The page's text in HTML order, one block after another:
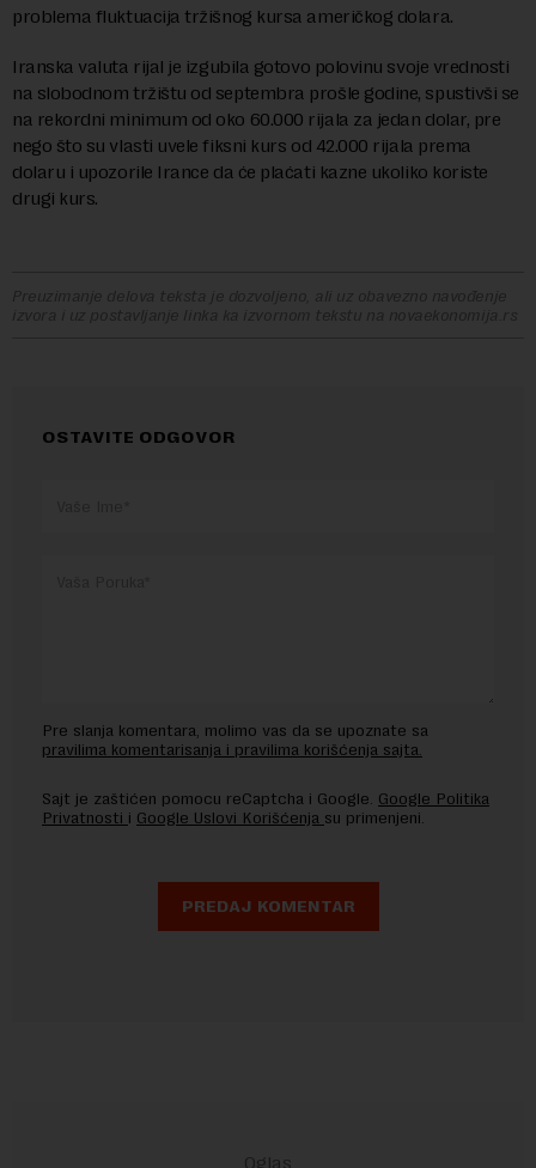
problema fluktuacija tržišnog kursa američkog dolara.
Iranska valuta rijal je izgubila gotovo polovinu svoje vrednosti
na slobodnom tržištu od septembra prošle godine, spustivši se
na rekordni minimum od oko 60.000 rijala za jedan dolar, pre
nego što su vlasti uvele fiksni kurs od 42.000 rijala prema
dolaru i upozorile Irance da će plaćati kazne ukoliko koriste
drugi kurs.
Preuzimanje delova teksta je dozvoljeno, ali uz obavezno navođenje
izvora i uz postavljanje linka ka izvornom tekstu na novaekonomija.rs
OSTAVITE ODGOVOR
Pre slanja komentara, molimo vas da se upoznate sa
pravilima komentarisanja i pravilima korišćenja sajta.
Sajt je zaštićen pomocu reCaptcha i Google. Google Politika
Privatnosti i Google Uslovi Korišćenja su primenjeni.